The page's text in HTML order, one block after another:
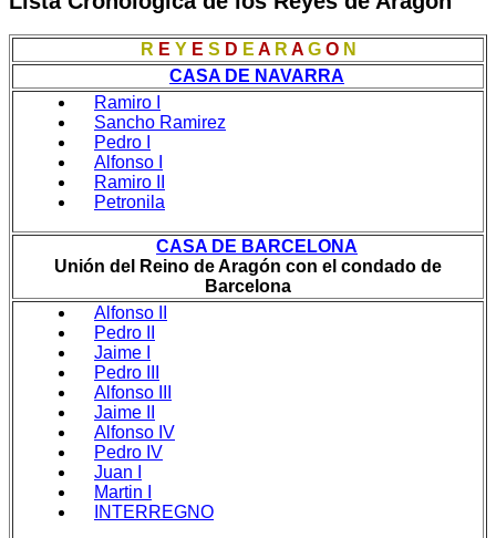
R E Y E S D E A R A G O N
CASA DE NAVARRA
Ramiro I
Sancho Ramirez
Pedro I
Alfonso I
Ramiro II
Petronila
CASA DE BARCELONA
Unión del Reino de Aragón con el condado de
Barcelona
Alfonso II
Pedro II
Jaime I
Pedro III
Alfonso III
Jaime II
Alfonso IV
Pedro IV
Juan I
Martin I
INTERREGNO